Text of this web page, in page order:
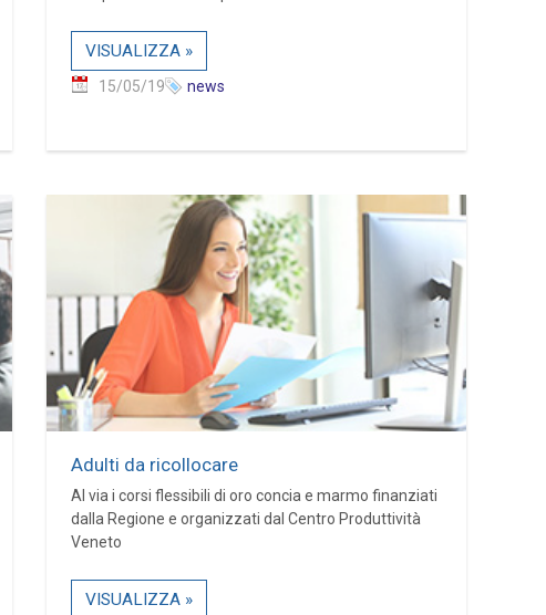
VISUALIZZA »
15/05/19 news
Adulti da ricollocare
Al via i corsi flessibili di oro concia e marmo finanziati
dalla Regione e organizzati dal Centro Produttività
Veneto
VISUALIZZA »